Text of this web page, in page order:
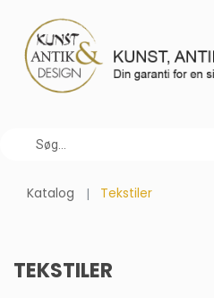
Katalog Tekstiler
TEKSTILER